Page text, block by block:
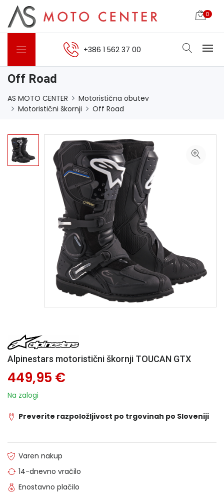
0
+386 1 562 37 00
Off Road
AS MOTO CENTER
Motoristična obutev
Motoristični škornji
Off Road
Alpinestars motoristični škornji TOUCAN GTX
449,95 €
Na zalogi
Preverite razpoložljivost po trgovinah po Sloveniji
Varen nakup
14-dnevno vračilo
Enostavno plačilo